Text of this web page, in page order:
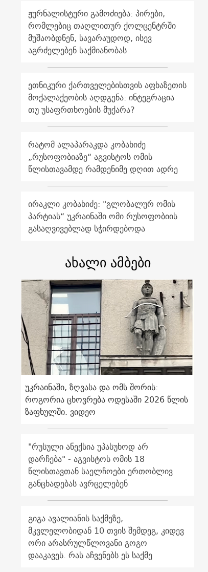
ჟურნალისტური გამოძიება: პირები,
რომლებიც თაღლითურ ქოლცენტრში
მუშაობდნენ, სავარაუდოდ, ისევ
აგრძელებენ საქმიანობას
ეთნიკური ქართველებისთვის აფხაზეთის
მოქალაქეობის აღდგენა: ინტეგრაცია
თუ უსაფრთხოების მუქარა?
რატომ ალაპარაკდა კობახიძე
„რუსოფობიაზე“ აგვისტოს ომის
წლისთავამდე რამდენიმე დღით ადრე
ირაკლი კობახიძე: "გლობალურ ომის
პარტიას“ უკრაინაში ომი რუსოფობიის
გასაღვივებლად სჭირდებოდა
ახალი ამბები
უკრაინაში, ზღვასა და ომს შორის:
როგორია ცხოვრება ოდესაში 2026 წლის
ზაფხულში. ვიდეო
"რუსული ანექსია უპასუხოდ არ
დარჩება" - აგვისტოს ომის 18
წლისთავთან საელჩოები ერთობლივ
განცხადებას ავრცელებენ
გიგა ავალიანის საქმეზე,
მკვლელობიდან 10 თვის შემდეგ, კიდევ
ორი არასრულწლოვანი გოგო
დააკავეს. რას აჩვენებს ეს საქმე